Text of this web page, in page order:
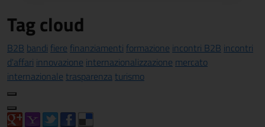
Tag cloud
B2B bandi fiere finanziamenti formazione incontri B2B incontri
d'affari innovazione internazionalizzazione mercato
internazionale trasparenzaturismo